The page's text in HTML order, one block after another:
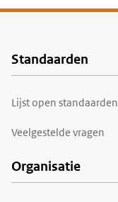
Voet
Standaarden
Lijst open standaarden
Veelgestelde vragen
Organisatie